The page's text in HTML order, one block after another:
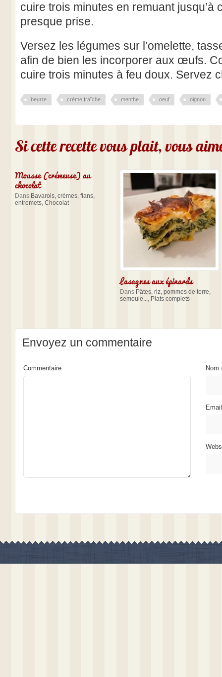
cuire trois minutes en remuant jusqu’à
presque prise.
Versez les légumes sur l’omelette,
afin de bien les incorporer aux œufs.
cuire trois minutes à feu doux. Servez
beurre crème fraîche menthe oeuf oignon
Si cette recette vous plait, vous
Mousse (crémeuse) au
chocolat
Dans Bavarois, crèmes, flans,
entremets, Chocolat
Lasagnes aux épinards
Dans Pâtes, riz, pommes de terre,
semoule..., Plats complets
Envoyez un commentaire
Nom
Commentaire